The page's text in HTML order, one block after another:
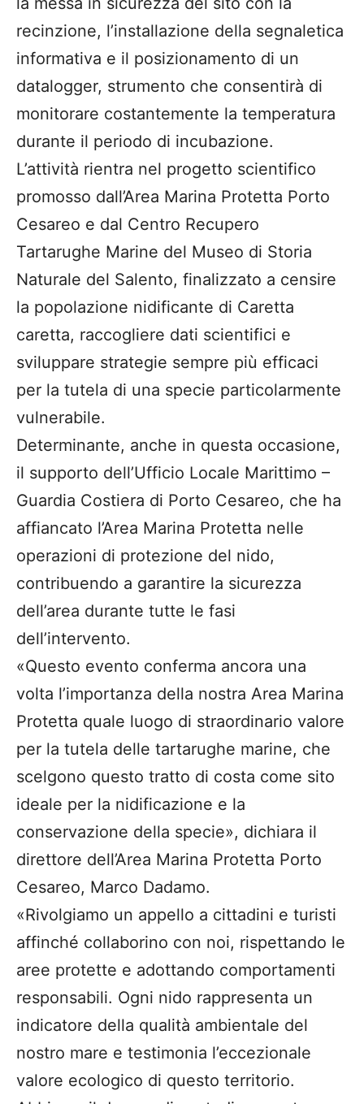
recinzione, l’installazione della segnaletica
informativa e il posizionamento di un
datalogger, strumento che consentirà di
monitorare costantemente la temperatura
durante il periodo di incubazione.
L’attività rientra nel progetto scientifico
promosso dall’Area Marina Protetta Porto
Cesareo e dal Centro Recupero
Tartarughe Marine del Museo di Storia
Naturale del Salento, finalizzato a censire
la popolazione nidificante di Caretta
caretta, raccogliere dati scientifici e
sviluppare strategie sempre più efficaci
per la tutela di una specie particolarmente
vulnerabile.
Determinante, anche in questa occasione,
il supporto dell’Ufficio Locale Marittimo –
Guardia Costiera di Porto Cesareo, che ha
affiancato l’Area Marina Protetta nelle
operazioni di protezione del nido,
contribuendo a garantire la sicurezza
dell’area durante tutte le fasi
dell’intervento.
«Questo evento conferma ancora una
volta l’importanza della nostra Area Marina
Protetta quale luogo di straordinario valore
per la tutela delle tartarughe marine, che
scelgono questo tratto di costa come sito
ideale per la nidificazione e la
conservazione della specie», dichiara il
direttore dell’Area Marina Protetta Porto
Cesareo, Marco Dadamo.
«Rivolgiamo un appello a cittadini e turisti
affinché collaborino con noi, rispettando le
aree protette e adottando comportamenti
responsabili. Ogni nido rappresenta un
indicatore della qualità ambientale del
nostro mare e testimonia l’eccezionale
valore ecologico di questo territorio.